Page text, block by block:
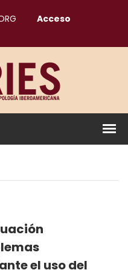
Acceso
el uso del